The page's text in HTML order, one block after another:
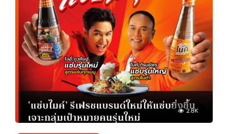
2.8K